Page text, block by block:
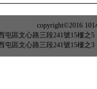
copyright©2016
屯區文心路三段241號15樓
屯區文心路三段241號15樓